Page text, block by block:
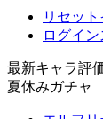
リセット
ログイ
最新キャラ評
夏休みガチャ